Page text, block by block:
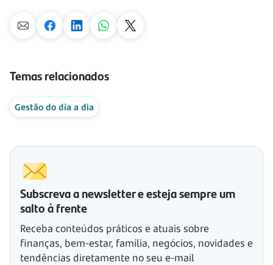
Temas relacionados
Gestão do dia a dia
Subscreva a newsletter e esteja sempre um
salto à frente
Receba conteúdos práticos e atuais sobre
finanças, bem-estar, família, negócios, novidades e
tendências diretamente no seu e-mail